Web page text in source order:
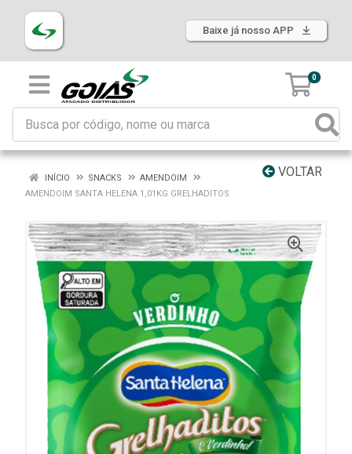
Baixe já nosso APP
0
VOLTAR
INÍCIO SNACKS
AMENDOIM
AMENDOIM SANTA HELENA 1,01KG GRELHADITOS